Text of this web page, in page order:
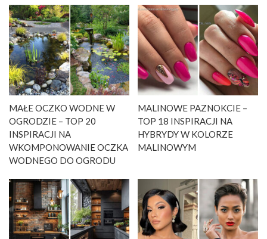
MAŁE OCZKO WODNE W
OGRODZIE – TOP 20
INSPIRACJI NA
WKOMPONOWANIE OCZKA
WODNEGO DO OGRODU
MALINOWE PAZNOKCIE –
TOP 18 INSPIRACJI NA
HYBRYDY W KOLORZE
MALINOWYM